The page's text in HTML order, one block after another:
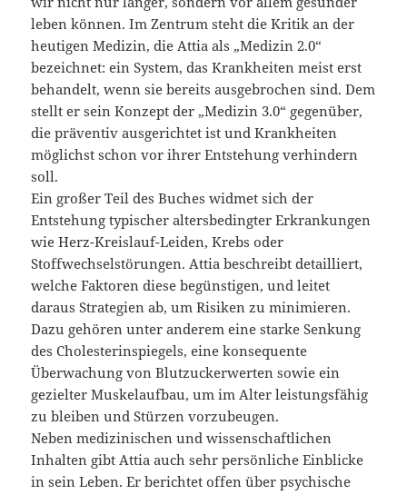
leben können. Im Zentrum steht die Kritik an der
heutigen Medizin, die Attia als „Medizin 2.0“
bezeichnet: ein System, das Krankheiten meist erst
behandelt, wenn sie bereits ausgebrochen sind. Dem
stellt er sein Konzept der „Medizin 3.0“ gegenüber,
die präventiv ausgerichtet ist und Krankheiten
möglichst schon vor ihrer Entstehung verhindern
soll.
Ein großer Teil des Buches widmet sich der
Entstehung typischer altersbedingter Erkrankungen
wie Herz-Kreislauf-Leiden, Krebs oder
Stoffwechselstörungen. Attia beschreibt detailliert,
welche Faktoren diese begünstigen, und leitet
daraus Strategien ab, um Risiken zu minimieren.
Dazu gehören unter anderem eine starke Senkung
des Cholesterinspiegels, eine konsequente
Überwachung von Blutzuckerwerten sowie ein
gezielter Muskelaufbau, um im Alter leistungsfähig
zu bleiben und Stürzen vorzubeugen.
Neben medizinischen und wissenschaftlichen
Inhalten gibt Attia auch sehr persönliche Einblicke
in sein Leben. Er berichtet offen über psychische